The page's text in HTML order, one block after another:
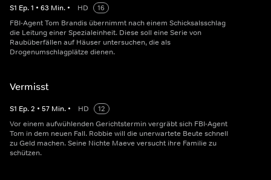
S1 Ep.1 • 63 Min. • HD
16
FBI-Agent Tom Brandis übernimmt nach einem Schicksalsschlag
die Leitung einer Spezialeinheit. Diese soll eine Serie von
Raubüberfällen auf Häuser untersuchen, die als
Drogenumschlagplätze dienen.
Vermisst
S1 Ep.2 • 57 Min. • HD
12
Vor einem aufwühlenden Gerichtstermin vergräbt sich FBI-Agent
Tom in dem neuen Fall. Robbie will die unerwartete Beute schnell
zu Geld machen. Seine Nichte Maeve versucht ihre Familie zu
schützen.